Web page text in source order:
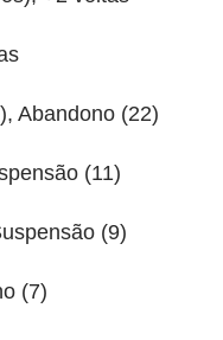
Abandono (22)
(11)
(9)
(7)